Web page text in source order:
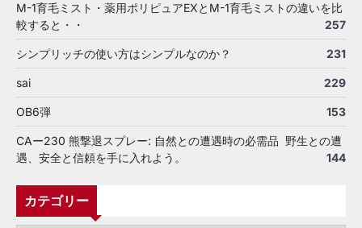
M-1育毛ミスト・薬用ポリピュアEXとM-1育毛ミストの違いを比
較すると・・
257
シンプリッチの使い方はシンプルなのか？ 231
sai 229
OB6弾 153
CAー230 熊撃退スプレー: 自然との遭遇時の必需品 野生との遭
遇、安全と信頼を手に入れよう。
144
カテゴリー